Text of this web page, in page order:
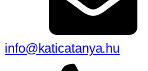
info@katicatanya.hu